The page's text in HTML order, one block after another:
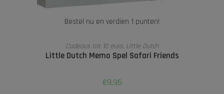
Bestel nu en verdien 1 punten!
TOEVOEGEN AAN WINKELWAGEN
Cadeaus tot 10 euro, Little Dutch
Little Dutch Memo Spel Safari Friends
€9,95